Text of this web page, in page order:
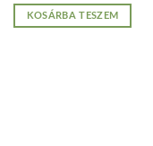
KOSÁRBA TESZEM